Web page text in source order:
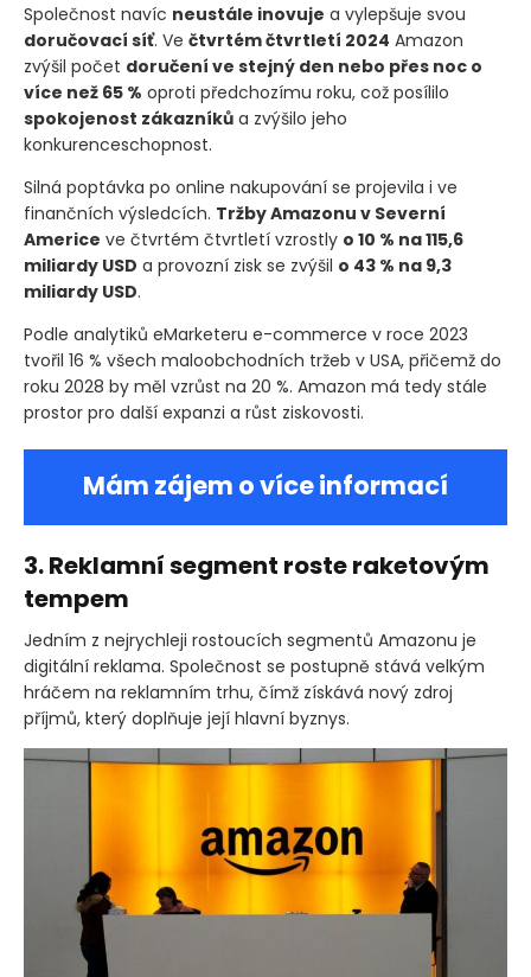
Společnost navíc neustále inovuje a vylepšuje svou
doručovací síť. Ve čtvrtém čtvrtletí 2024 Amazon
zvýšil počet doručení ve stejný den nebo přes noc o
více než 65 % oproti předchozímu roku, což posílilo
spokojenost zákazníků a zvýšilo jeho
konkurenceschopnost.
Silná poptávka po online nakupování se projevila i ve
finančních výsledcích. Tržby Amazonu v Severní
Americe ve čtvrtém čtvrtletí vzrostly o 10 % na 115,6
miliardy USD a provozní zisk se zvýšil o 43 % na 9,3
miliardy USD.
Podle analytiků eMarketeru e-commerce v roce 2023
tvořil 16 % všech maloobchodních tržeb v USA, přičemž do
roku 2028 by měl vzrůst na 20 %. Amazon má tedy stále
prostor pro další expanzi a růst ziskovosti.
Mám zájem o více informací
3. Reklamní segment roste raketovým
tempem
Jedním z nejrychleji rostoucích segmentů Amazonu je
digitální reklama. Společnost se postupně stává velkým
hráčem na reklamním trhu, čímž získává nový zdroj
příjmů, který doplňuje její hlavní byznys.